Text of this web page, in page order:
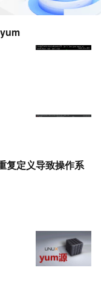
复定义导致操作系